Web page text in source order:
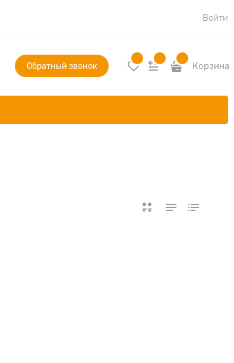
Войти
Обратный звонок Корзина